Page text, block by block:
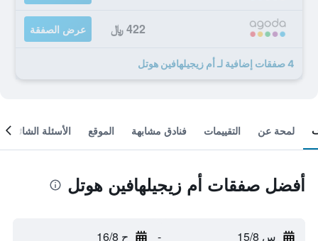
422 ﷼ عرض الصفقة
4 صفقات إضافية لـ أم زيجيلهافين هوتل
لمحة عن التقييمات فنادق مشابهة الموقع الأسئلة الشائعة
أفضل صفقات أم زيجيلهافين هوتل
س 15/8 - ح 16/8